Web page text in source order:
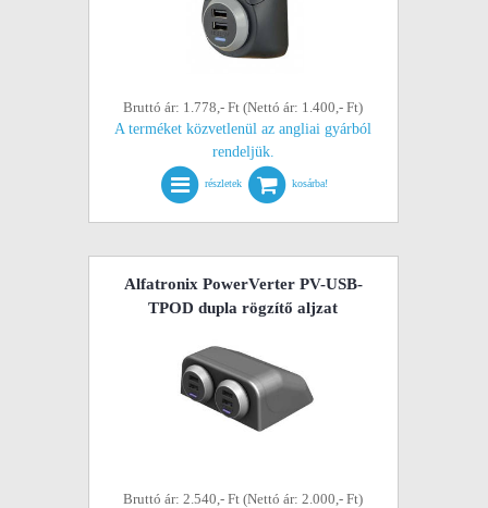
Bruttó ár: 1.778,- Ft (Nettó ár: 1.400,- Ft)
A terméket közvetlenül az angliai gyárból
rendeljük.
részletek kosárba!
Alfatronix PowerVerter PV-USB-
TPOD dupla rögzítő aljzat
Bruttó ár: 2.540,- Ft (Nettó ár: 2.000,- Ft)